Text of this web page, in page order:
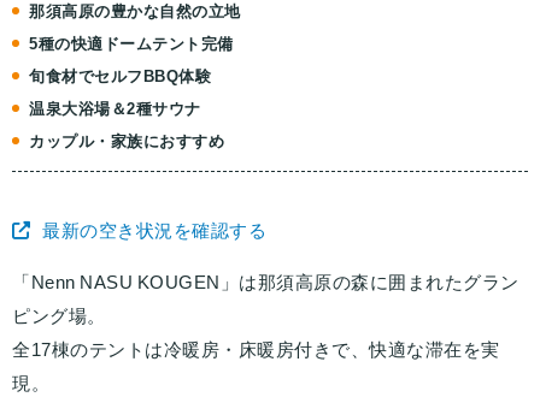
那須高原の豊かな自然の立地
5種の快適ドームテント完備
旬食材でセルフBBQ体験
温泉大浴場＆2種サウナ
カップル・家族におすすめ
最新の空き状況を確認する
「Nenn NASU KOUGEN」は那須高原の森に囲まれたグラン
ピング場。
全17棟のテントは冷暖房・床暖房付きで、快適な滞在を実
現。